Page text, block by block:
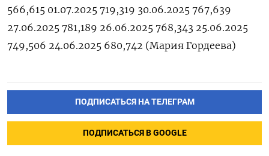
566,615 01.07.2025 719,319 30.06.2025 767,639
27.06.2025 781,189 26.06.2025 768,343 25.06.2025
749,506 24.06.2025 680,742 (Мария ‌Гордеева)
ПОДПИСАТЬСЯ НА ТЕЛЕГРАМ
ПОДПИСАТЬСЯ В GOOGLE